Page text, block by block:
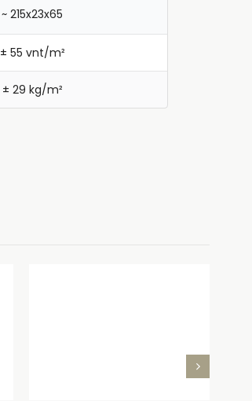
~ 215x23x65
± 55 vnt/m²
± 29 kg/m²